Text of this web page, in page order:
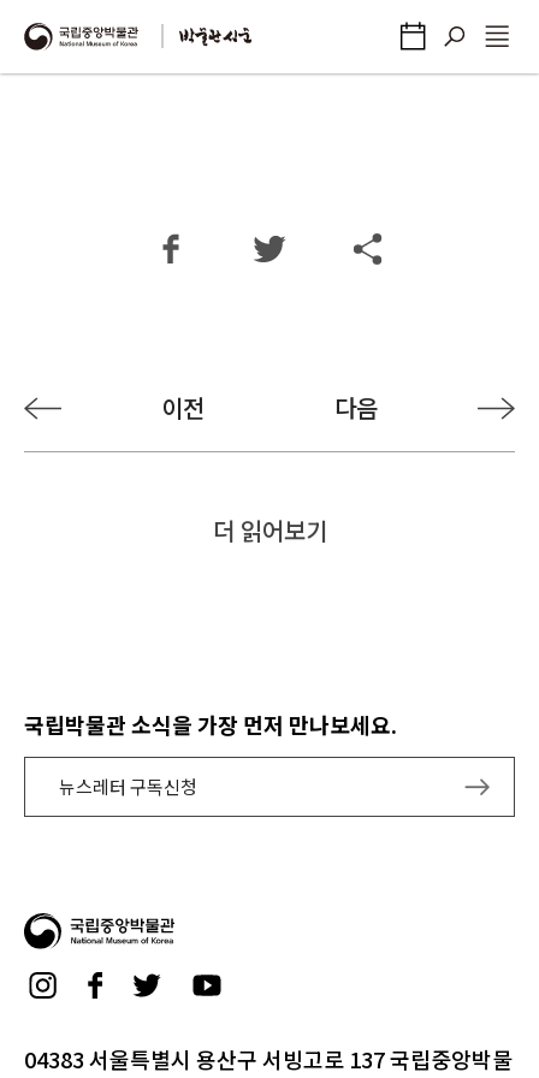
이전 다음
더 읽어보기
국립박물관 소식을 가장 먼저 만나보세요.
뉴스레터 구독신청
04383 서울특별시 용산구 서빙고로 137 국립중앙박물